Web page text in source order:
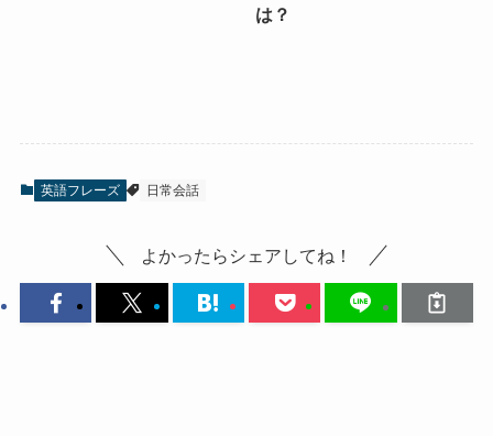
は？
英語フレーズ 日常会話
よかったらシェアしてね！